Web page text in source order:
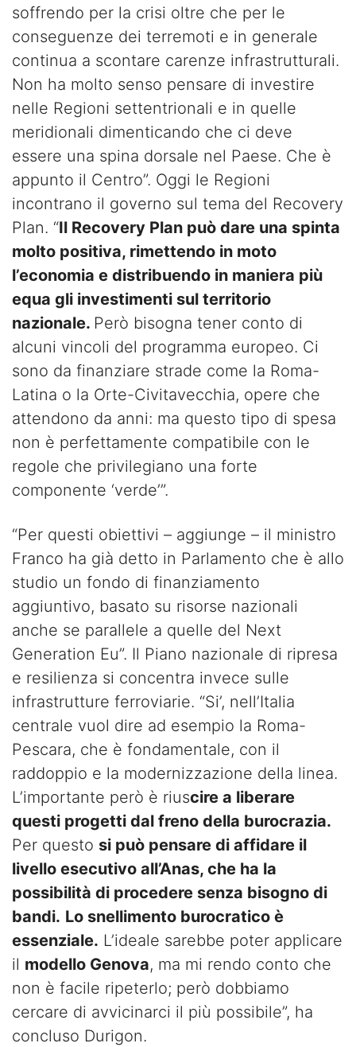
soffrendo per la crisi oltre che per le
conseguenze dei terremoti e in generale
continua a scontare carenze infrastrutturali.
Non ha molto senso pensare di investire
nelle Regioni settentrionali e in quelle
meridionali dimenticando che ci deve
essere una spina dorsale nel Paese. Che è
appunto il Centro”. Oggi le Regioni
incontrano il governo sul tema del Recovery
Plan. “Il Recovery Plan può dare una spinta
molto positiva, rimettendo in moto
l’economia e distribuendo in maniera più
equa gli investimenti sul territorio
nazionale. Però bisogna tener conto di
alcuni vincoli del programma europeo. Ci
sono da finanziare strade come la Roma-
Latina o la Orte-Civitavecchia, opere che
attendono da anni: ma questo tipo di spesa
non è perfettamente compatibile con le
regole che privilegiano una forte
componente ‘verde’”.
“Per questi obiettivi – aggiunge – il ministro
Franco ha già detto in Parlamento che è allo
studio un fondo di finanziamento
aggiuntivo, basato su risorse nazionali
anche se parallele a quelle del Next
Generation Eu”. Il Piano nazionale di ripresa
e resilienza si concentra invece sulle
infrastrutture ferroviarie. “Si’, nell’Italia
centrale vuol dire ad esempio la Roma-
Pescara, che è fondamentale, con il
raddoppio e la modernizzazione della linea.
L’importante però è riuscire a liberare
questi progetti dal freno della burocrazia.
Per questo si può pensare di affidare il
livello esecutivo all’Anas, che ha la
possibilità di procedere senza bisogno di
bandi. Lo snellimento burocratico è
essenziale. L’ideale sarebbe poter applicare
il modello Genova, ma mi rendo conto che
non è facile ripeterlo; però dobbiamo
cercare di avvicinarci il più possibile”, ha
concluso Durigon.